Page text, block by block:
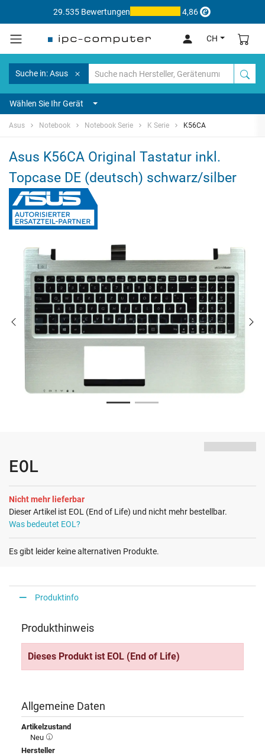
29.535 Bewertungen 4,86
CH
Suche in: Asus
Wählen Sie Ihr Gerät
Asus Notebook Notebook Serie K Serie K56CA
Asus K56CA Original Tastatur inkl.
Topcase DE (deutsch) schwarz/silber
EOL
Nicht mehr lieferbar
Dieser Artikel ist EOL (End of Life) und nicht mehr bestellbar.
Was bedeutet EOL?
Es gibt leider keine alternativen Produkte.
Produktinfo
Produkthinweis
Dieses Produkt ist EOL (End of Life)
Allgemeine Daten
Artikelzustand
Neu
Hersteller